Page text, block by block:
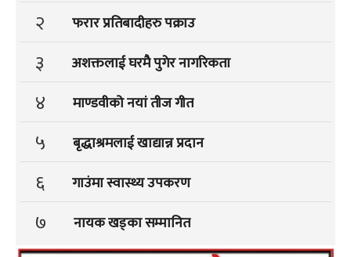
२ फरार प्रतिबादीहरु पक्राउ
३ अशक्तलाई घरमै पुगेर नागरिकता
४ माण्डवीको नयां तीज गीत
५ बृद्धाश्रमलाई खाद्यान्न प्रदान
६ गाउंमा स्वास्थ्य उपकरण
७ नायक खड्का सम्मानित